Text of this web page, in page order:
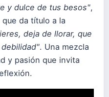
y dulce de tus besos",
da título a la
deja de llorar, que
. Una mezcla
y pasión que invita